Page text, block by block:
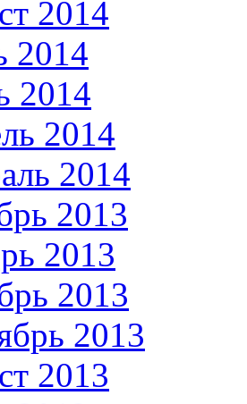
2014
2014
2014
2014
2014
2013
2013
2013
2013
2013